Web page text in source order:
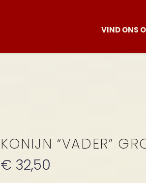
VIND ONS
KONIJN “VADER”
€ 32,50